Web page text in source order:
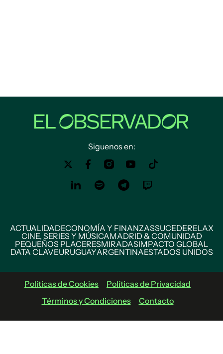
Siguenos en:
ACTUALIDADECONOMÍA Y FINANZASSUCEDERELAX
CINE, SERIES Y MÚSICAMADRID & COMUNIDAD
PEQUEÑOS PLACERESMIRADASIMPACTO GLOBAL
DATA CLAVEURUGUAYARGENTINAESTADOS UNIDOS
Políticas de Cookies
Políticas de Privacidad
Términos y Condiciones
Contacto